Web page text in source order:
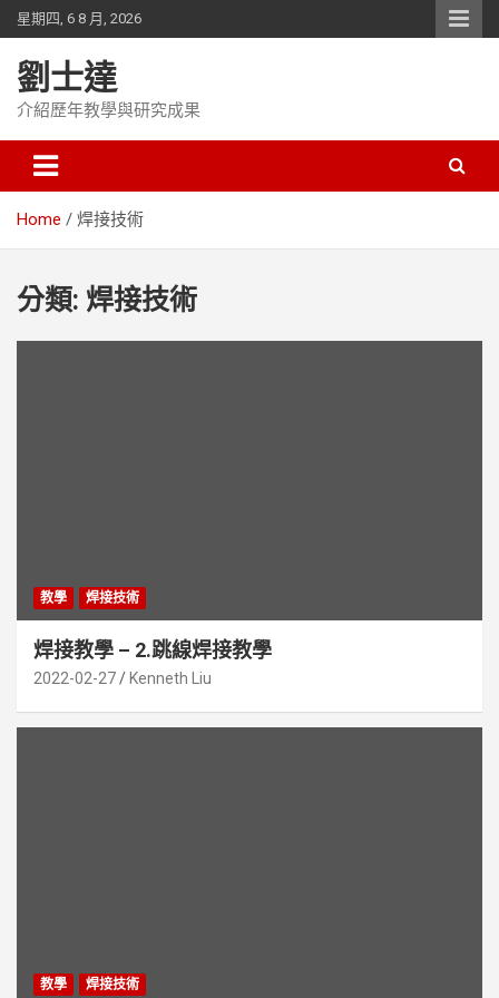
Skip
to
content
星期四, 6 8 月, 2026
劉士達
介紹歷年教學與研究成果
Home 焊接技術
分類: 焊接技術
教學 焊接技術
焊接教學 – 2.跳線焊接教學
2022-02-27 Kenneth Liu
教學 焊接技術